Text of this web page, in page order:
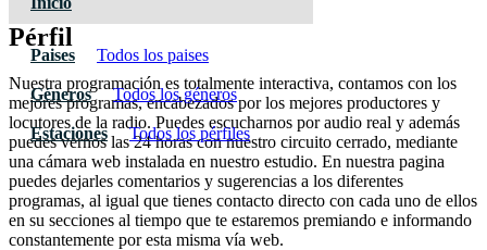
Paises Todos los paises
Géneros Todos los géneros
Estaciones Todos los pérfiles
Pérfil
Nuestra programación es totalmente interactiva, contamos con los
mejores programas, encabezados por los mejores productores y
locutores de la radio. Puedes escucharnos por audio real y además
puedes vernos las 24 horas con nuestro circuito cerrado, mediante
una cámara web instalada en nuestro estudio. En nuestra pagina
puedes dejarles comentarios y sugerencias a los diferentes
programas, al igual que tienes contacto directo con cada uno de ellos
en su secciones al tiempo que te estaremos premiando e informando
constantemente por esta misma vía web.